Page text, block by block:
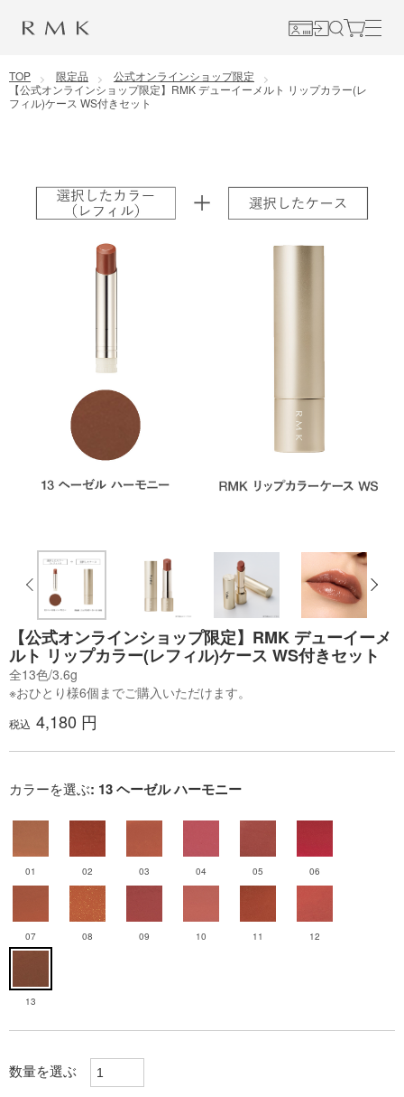
コンテンツに移動
TOP 限定品
公式オンラインショップ限定
【公式オンラインショップ限定】RMK デューイーメルト リップカラー(レ
フィル)ケース WS付きセット
【公式オンラインショップ限定】RMK デューイーメ
ルト リップカラー(レフィル)ケース WS付きセット
全13色/3.6g
※おひとり様6個までご購入いただけます。
税込 4,180 円
カラーを選ぶ: 13 ヘーゼル ハーモニー​
01 02 03 04 05 06
07 08 09 10 11 12
13
数量を選ぶ